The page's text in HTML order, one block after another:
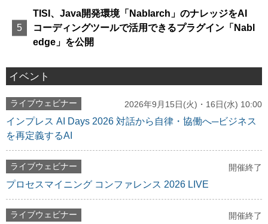
TISI、Java開発環境「Nablarch」のナレッジをAI
コーディングツールで活用できるプラグイン「Nabl
edge」を公開
イベント
ライブウェビナー 2026年9月15日(火)・16日(水) 10:00
インプレス AI Days 2026 対話から自律・協働へ─ビジネス
を再定義するAI
ライブウェビナー 開催終了
プロセスマイニング コンファレンス 2026 LIVE
ライブウェビナー 開催終了